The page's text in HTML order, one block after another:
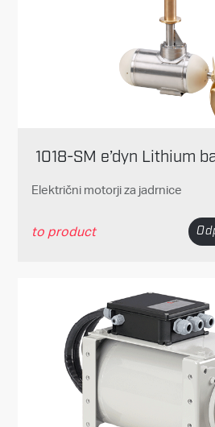
1018-SM e’dyn Lithium
Električni motorji za jadrnice
to product